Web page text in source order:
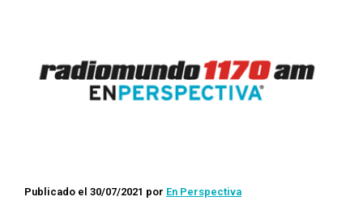
Publicado el 30/07/2021 por En Perspectiva